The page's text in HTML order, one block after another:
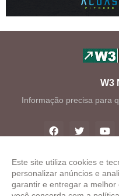
W3
Informação precisa para
Copyright
Este site utiliza cookies e
personalizar anúncios e
garantir e entregar a melhor